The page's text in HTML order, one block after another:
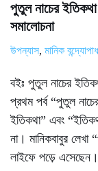
পুতুল নাচের
সমালোচনা
উপন্যাস, মানিক
বইঃ পুতুল নাচের
প্রথম পর্ব “পুতুল
ইতিকথা” এবং
না। মানিকবাবুর লেখা
লাইফে পড়ে